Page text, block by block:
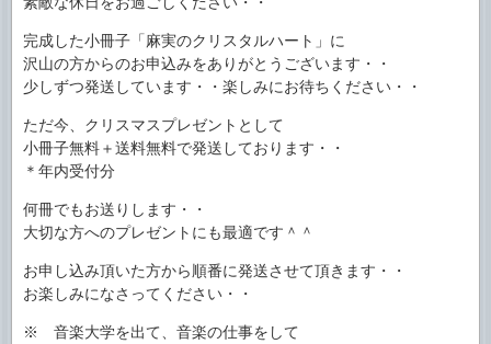
完成した小冊子「麻実のクリスタルハート」に
沢山の方からのお申込みをありがとうございます・・
少しずつ発送しています・・楽しみにお待ちください・・
ただ今、クリスマスプレゼントとして
小冊子無料＋送料無料で発送しております・・
＊年内受付分
何冊でもお送りします・・
大切な方へのプレゼントにも最適です＾＾
お申し込み頂いた方から順番に発送させて頂きます・・
お楽しみになさってください・・
※ 音楽大学を出て、音楽の仕事をして